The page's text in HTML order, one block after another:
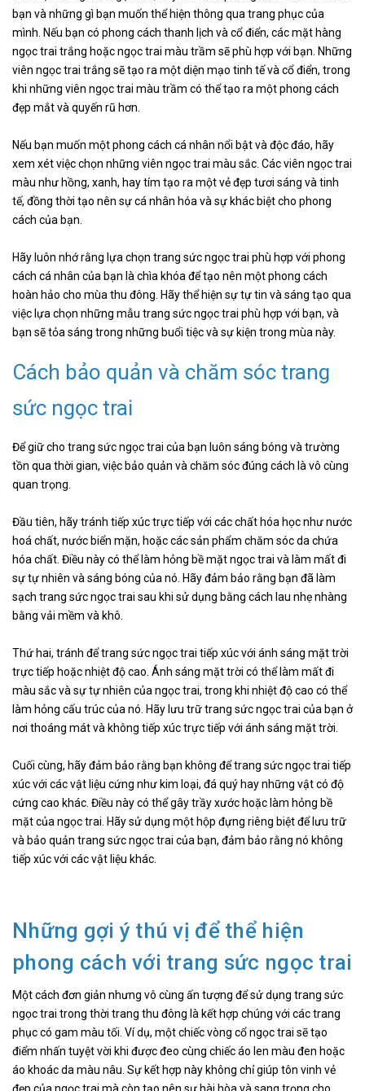
bạn và những gì bạn muốn thể hiện thông qua trang phục của
mình. Nếu bạn có phong cách thanh lịch và cổ điển, các mặt hàng
ngọc trai trắng hoặc ngọc trai màu trầm sẽ phù hợp với bạn. Những
viên ngọc trai trắng sẽ tạo ra một diện mạo tinh tế và cổ điển, trong
khi những viên ngọc trai màu trầm có thể tạo ra một phong cách
đẹp mắt và quyến rũ hơn.
Nếu bạn muốn một phong cách cá nhân nổi bật và độc đáo, hãy
xem xét việc chọn những viên ngọc trai màu sắc. Các viên ngọc trai
màu như hồng, xanh, hay tím tạo ra một vẻ đẹp tươi sáng và tinh
tế, đồng thời tạo nên sự cá nhân hóa và sự khác biệt cho phong
cách của bạn.
Hãy luôn nhớ rằng lựa chọn trang sức ngọc trai phù hợp với phong
cách cá nhân của bạn là chìa khóa để tạo nên một phong cách
hoàn hảo cho mùa thu đông. Hãy thể hiện sự tự tin và sáng tạo qua
việc lựa chọn những mẫu trang sức ngọc trai phù hợp với bạn, và
bạn sẽ tỏa sáng trong những buổi tiệc và sự kiện trong mùa này.
Cách bảo quản và chăm sóc trang
sức ngọc trai
Để giữ cho trang sức ngọc trai của bạn luôn sáng bóng và trường
tồn qua thời gian, việc bảo quản và chăm sóc đúng cách là vô cùng
quan trọng.
Đầu tiên, hãy tránh tiếp xúc trực tiếp với các chất hóa học như nước
hoá chất, nước biển mặn, hoặc các sản phẩm chăm sóc da chứa
hóa chất. Điều này có thể làm hỏng bề mặt ngọc trai và làm mất đi
sự tự nhiên và sáng bóng của nó. Hãy đảm bảo rằng bạn đã làm
sạch trang sức ngọc trai sau khi sử dụng bằng cách lau nhẹ nhàng
bằng vải mềm và khô.
Thứ hai, tránh để trang sức ngọc trai tiếp xúc với ánh sáng mặt trời
trực tiếp hoặc nhiệt độ cao. Ánh sáng mặt trời có thể làm mất đi
màu sắc và sự tự nhiên của ngọc trai, trong khi nhiệt độ cao có thể
làm hỏng cấu trúc của nó. Hãy lưu trữ trang sức ngọc trai của bạn ở
nơi thoáng mát và không tiếp xúc trực tiếp với ánh sáng mặt trời.
Cuối cùng, hãy đảm bảo rằng bạn không để trang sức ngọc trai tiếp
xúc với các vật liệu cứng như kim loại, đá quý hay những vật có độ
cứng cao khác. Điều này có thể gây trầy xước hoặc làm hỏng bề
mặt của ngọc trai. Hãy sử dụng một hộp đựng riêng biệt để lưu trữ
và bảo quản trang sức ngọc trai của bạn, đảm bảo rằng nó không
tiếp xúc với các vật liệu khác.
Những gợi ý thú vị để thể hiện
phong cách với trang sức ngọc trai
Một cách đơn giản nhưng vô cùng ấn tượng để sử dụng trang sức
ngọc trai trong thời trang thu đông là kết hợp chúng với các trang
phục có gam màu tối. Ví dụ, một chiếc vòng cổ ngọc trai sẽ tạo
điểm nhấn tuyệt vời khi được đeo cùng chiếc áo len màu đen hoặc
áo khoác da màu nâu. Sự kết hợp này không chỉ giúp tôn vinh vẻ
đẹp của ngọc trai mà còn tạo nên sự hài hòa và sang trọng cho